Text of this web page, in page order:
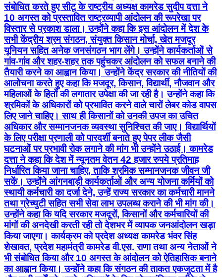
संबोधित करते हुए सीटू के राष्ट्रीय अध्यक्ष कामरेड सुदीप दत्ता ने
10 अगस्त को प्रस्तावित राष्ट्रव्यापी आंदोलन की रूपरेखा पर
विस्तार से प्रकाश डाला। उन्होंने कहा कि इस आंदोलन में देश के
सभी केंद्रीय श्रम संगठन, संयुक्त किसान मोर्चा, खेत मजदूर
यूनियन सहित अनेक जनसंगठन भाग लेंगे। उन्होंने कार्यकर्ताओं से
गांव-गांव और शहर-शहर तक पहुंचकर आंदोलन को सफल बनाने की
तैयारी करने का आह्वान किया। उन्होंने केंद्र सरकार की नीतियों की
आलोचना करते हुए कहा कि मजदूर, किसान, विद्यार्थी, नौजवान और
महिलाओं के हितों की लगातार उपेक्षा की जा रही है। उन्होंने कहा कि
श्रमिकों के अधिकारों को प्रभावित करने वाले चारों लेबर कोड वापस
लिए जाने चाहिए। साथ ही किसानों को उनकी उपज का उचित
अधिकार और सम्मानजनक व्यवस्था सुनिश्चित की जाए। विद्यार्थियों
के लिए परीक्षा प्रणाली को पारदर्शी बनाते हुए पेपर लीक जैसी
घटनाओं पर प्रभावी रोक लगाने की मांग भी उन्होंने उठाई। कामरेड
दत्ता ने कहा कि देश में न्यूनतम वेतन 42 हजार रुपये प्रतिमाह
निर्धारित किया जाना चाहिए, ताकि श्रमिक सम्मानजनक जीवन जी
सकें। उन्होंने आंगनबाड़ी कार्यकर्ताओं और अन्य योजना कर्मियों को
स्थायी कर्मचारी का दर्जा देने, उन्हें राज्य सरकार का कर्मचारी मानने
तथा ग्रेच्युटी सहित सभी सेवा लाभ उपलब्ध कराने की भी मांग की।
उन्होंने कहा कि यदि सरकार मजदूरों, किसानों और कर्मचारियों की
मांगों की अनदेखी करती रही तो देशभर में व्यापक जनआंदोलन खड़ा
किया जाएगा। कार्यक्रम को प्रदेश अध्यक्ष कामरेड भंवर सिंह
शेखावत, प्रदेश महामंत्री कामरेड वी.एस. राणा तथा अन्य नेताओं ने
भी संबोधित किया और 10 अगस्त के आंदोलन को ऐतिहासिक बनाने
का आह्वान किया। उन्होंने कहा कि संगठन की ताकत एकजुटता में है